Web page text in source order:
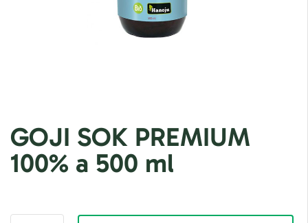
GOJI SOK PREMIUM
100% a 500 ml